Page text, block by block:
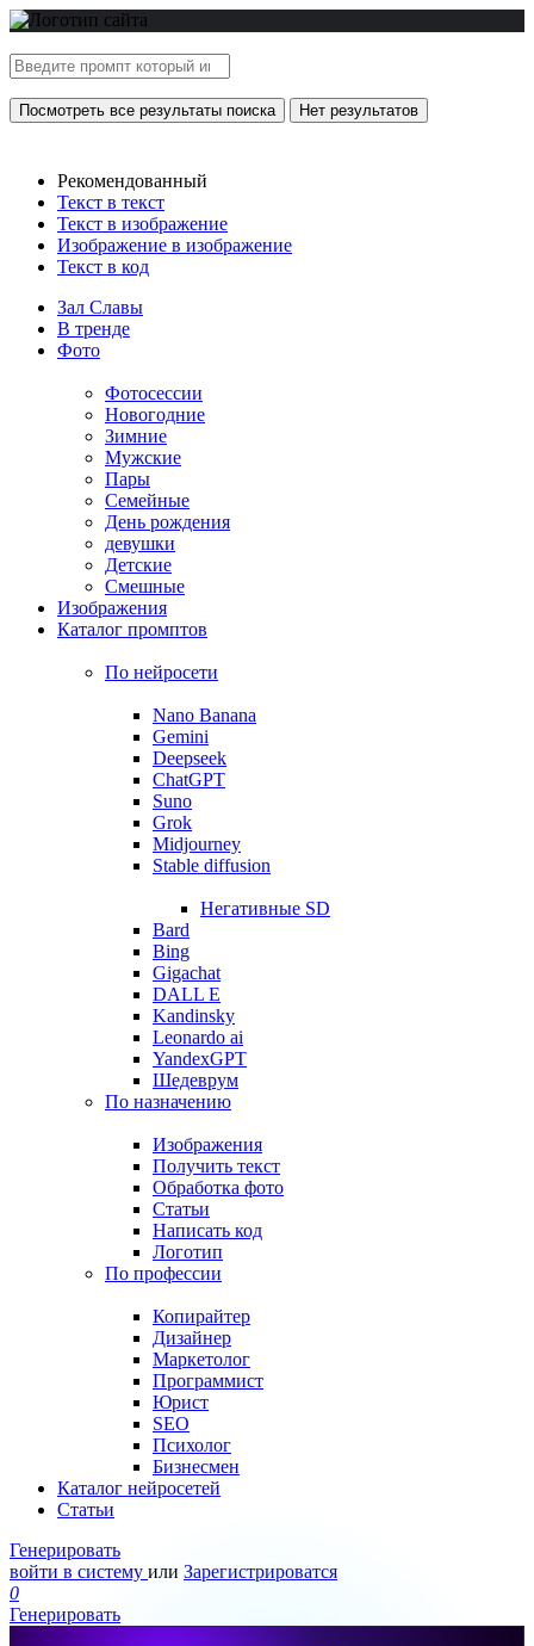
Посмотреть все результаты поиска Нет результатов
Рекомендованный
Текст в текст
Текст в изображение
Изображение в изображение
Текст в код
Зал Славы
В тренде
Фото
Фотосессии
Новогодние
Зимние
Мужские
Пары
Семейные
День рождения
девушки
Детские
Смешные
Изображения
Каталог промптов
По нейросети
Nano Banana
Gemini
Deepseek
ChatGPT
Suno
Grok
Midjourney
Stable diffusion
Негативные SD
Bard
Bing
Gigachat
DALL E
Kandinsky
Leonardo ai
YandexGPT
Шедеврум
По назначению
Изображения
Получить текст
Обработка фото
Статьи
Написать код
Логотип
По профессии
Копирайтер
Дизайнер
Маркетолог
Программист
Юрист
SEO
Психолог
Бизнесмен
Каталог нейросетей
Статьи
Генерировать
войти в систему или Зарегистрироватся
0
Генерировать